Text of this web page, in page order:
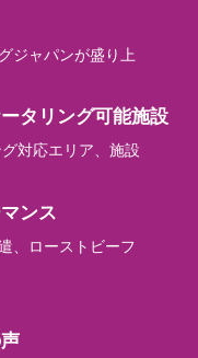
ジャパンが盛り上
タリング可能施設
対応エリア、施設
ンス
、ローストビーフ